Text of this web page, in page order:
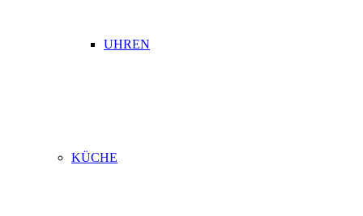
UHREN
KÜCHE